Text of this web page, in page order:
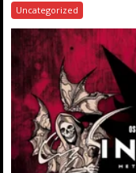
Uncategorized